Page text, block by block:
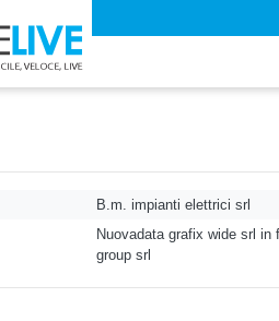
B.m. impianti elettrici srl
Nuovadata grafix wide srl in
group srl